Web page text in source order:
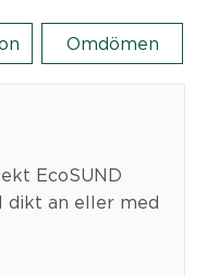
Omdömen
EcoSUND
dikt an eller med